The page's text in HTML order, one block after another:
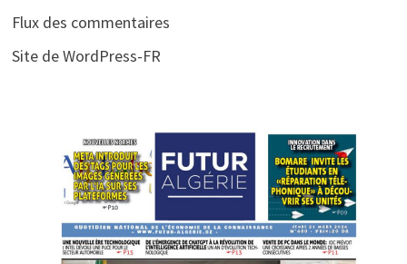
Flux des commentaires
Site de WordPress-FR